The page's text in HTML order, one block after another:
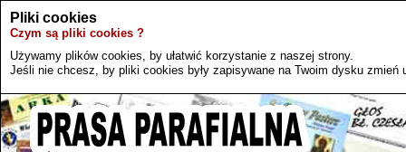
Pliki cookies
Czym są pliki cookies ?
Używamy plików cookies, by ułatwić korzystanie z naszej strony.
Jeśli nie chcesz, by pliki cookies były zapisywane na Twoim dysku zmień